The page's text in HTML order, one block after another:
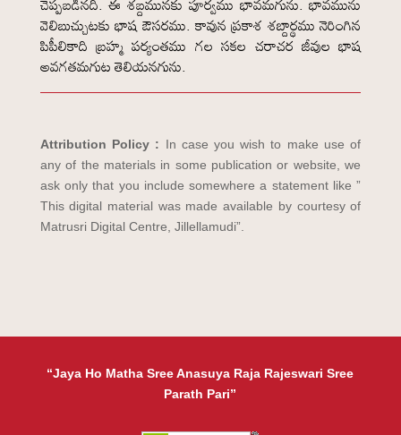
వెలిబుచ్చుటకు భాష ఔసరము. కావున ప్రకాశ శబ్దార్థము నెరింగిన
పిపీలికాది బ్రహ్మ పర్యంతము గల సకల చరాచర జీవుల భాష
అవగతమగుట తెలియనగును.
Attribution Policy : In case you wish to make use of
any of the materials in some publication or website, we
ask only that you include somewhere a statement like ”
This digital material was made available by courtesy of
Matrusri Digital Centre, Jillellamudi”.
“Jaya Ho Matha Sree Anasuya Raja Rajeswari Sree
Parath Pari”